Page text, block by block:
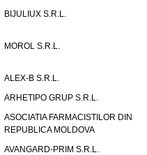
BIJULIUX S.R.L.
MOROL S.R.L.
ALEX-B S.R.L.
ARHETIPO GRUP S.R.L.
ASOCIATIA FARMACISTILOR DIN
REPUBLICA MOLDOVA
AVANGARD-PRIM S.R.L.